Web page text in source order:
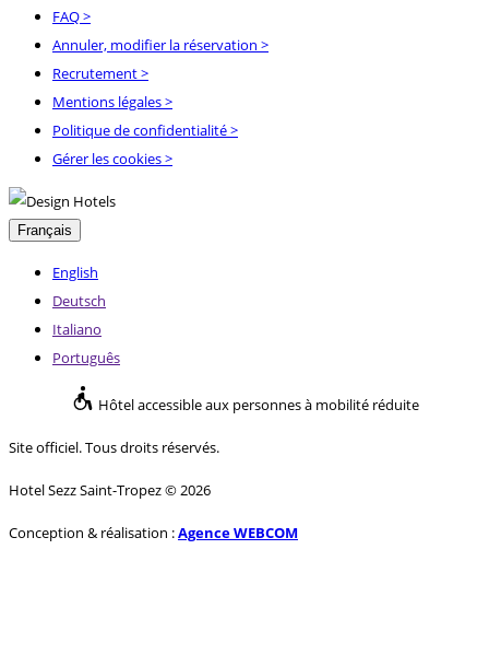
FAQ>
Annuler, modifier la réservation >
Recrutement>
Mentions légales>
Politique de confidentialité>
Gérer les cookies >
Français
English
Deutsch
Italiano
Português
Hôtel accessible aux personnes à mobilité réduite
Site officiel. Tous droits réservés.
Hotel Sezz Saint-Tropez © 2026
Conception & réalisation :Agence WEBCOM